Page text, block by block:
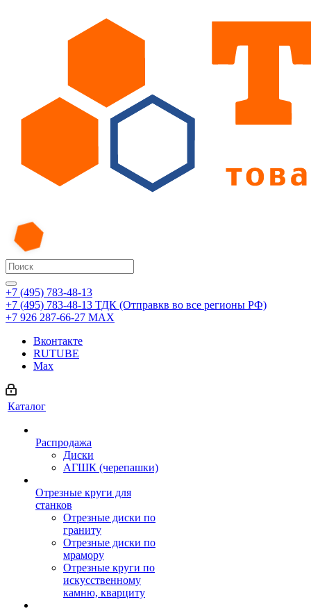
+7 (495) 783-48-13
+7 (495) 783-48-13 ТДК (Отправкв во все регионы РФ)
+7 926 287-66-27 МАХ
Вконтакте
RUTUBE
Max
Каталог
Распродажа
Диски
АГШК (черепашки)
Отрезные круги для
станков
Отрезные диски по
граниту
Отрезные диски по
мрамору
Отрезные круги по
искусственному
камню, кварциту